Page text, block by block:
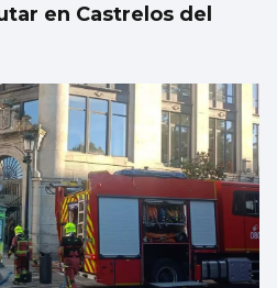
en Castrelos del